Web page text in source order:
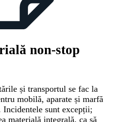
non-stop
și transportul se fac la
mobilă, aparate și marfă
sunt excepții;
materială integrală, ca să